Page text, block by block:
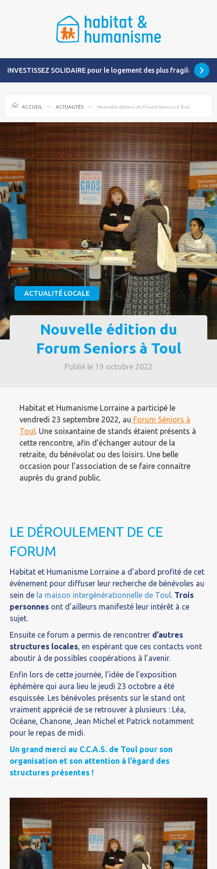
INVESTISSEZ SOLIDAIRE pour le logement des plus fragiles
ACCUEIL ACTUALITÉS Nouvelle édition du Forum Seniors à Toul
ACTUALITÉ LOCALE
Nouvelle édition du
Forum Seniors à Toul
Publié le 19 octobre 2022
Habitat et Humanisme Lorraine a participé le
vendredi 23 septembre 2022, au Forum Séniors à
Toul. Une soixantaine de stands étaient présents à
cette rencontre, afin d’échanger autour de la
retraite, du bénévolat ou des loisirs. Une belle
occasion pour l’association de se faire connaitre
auprès du grand public.
LE DÉROULEMENT DE CE
FORUM
Habitat et Humanisme Lorraine a d’abord profité de cet
évènement pour diffuser leur recherche de bénévoles au
sein de la maison intergénérationnelle de Toul. Trois
personnes ont d’ailleurs manifesté leur intérêt à ce
sujet.
Ensuite ce forum a permis de rencontrer d’autres
structures locales, en espérant que ces contacts vont
aboutir à de possibles coopérations à l’avenir.
Enfin lors de cette journée, l’idée de l’exposition
éphémère qui aura lieu le jeudi 23 octobre a été
esquissée. Les bénévoles présents sur le stand ont
vraiment apprécié de se retrouver à plusieurs : Léa,
Océane, Chanone, Jean Michel et Patrick notamment
pour le repas de midi.
Un grand merci au C.C.A.S. de Toul pour son
organisation et son attention à l’égard des
structures présentes !